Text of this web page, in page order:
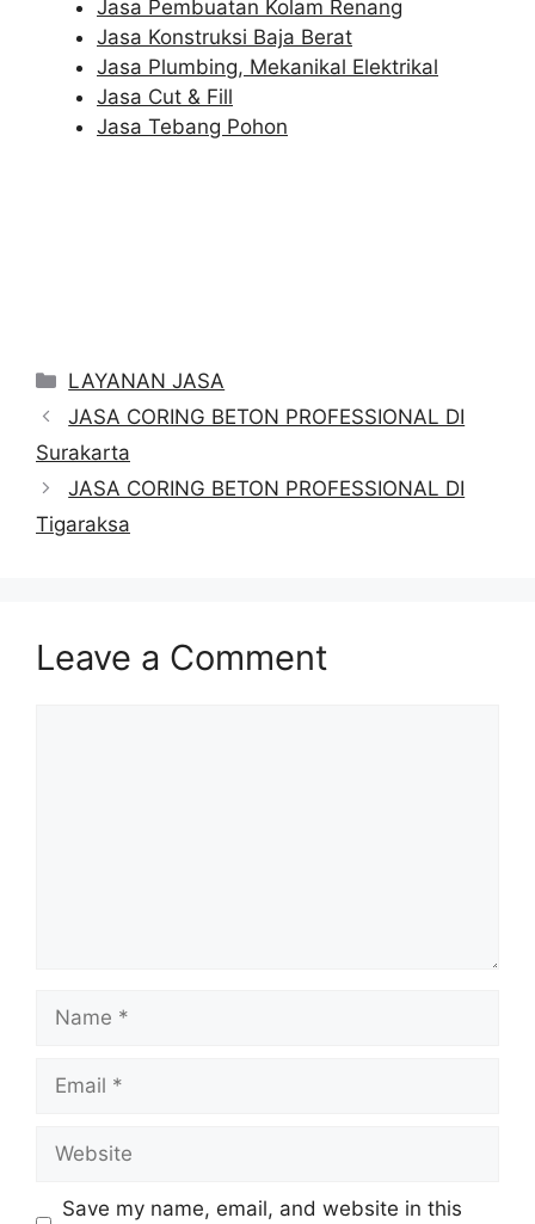
Jasa Pembuatan Kolam Renang
Jasa Konstruksi Baja Berat
Jasa Plumbing, Mekanikal Elektrikal
Jasa Cut & Fill
Jasa Tebang Pohon
Categories
LAYANAN JASA
JASA CORING BETON PROFESSIONAL DI
Surakarta
JASA CORING BETON PROFESSIONAL DI
Tigaraksa
Leave a Comment
Name
Email
Website
Save my name, email, and website in this